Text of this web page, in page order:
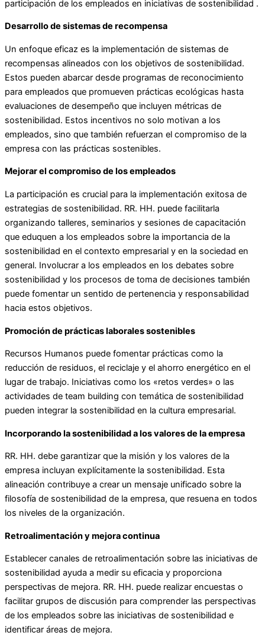
participación de los empleados en iniciativas de sostenibilidad .
Desarrollo de sistemas de recompensa
Un enfoque eficaz es la implementación de sistemas de
recompensas alineados con los objetivos de sostenibilidad.
Estos pueden abarcar desde programas de reconocimiento
para empleados que promueven prácticas ecológicas hasta
evaluaciones de desempeño que incluyen métricas de
sostenibilidad. Estos incentivos no solo motivan a los
empleados, sino que también refuerzan el compromiso de la
empresa con las prácticas sostenibles.
Mejorar el compromiso de los empleados
La participación es crucial para la implementación exitosa de
estrategias de sostenibilidad. RR. HH. puede facilitarla
organizando talleres, seminarios y sesiones de capacitación
que eduquen a los empleados sobre la importancia de la
sostenibilidad en el contexto empresarial y en la sociedad en
general. Involucrar a los empleados en los debates sobre
sostenibilidad y los procesos de toma de decisiones también
puede fomentar un sentido de pertenencia y responsabilidad
hacia estos objetivos.
Promoción de prácticas laborales sostenibles
Recursos Humanos puede fomentar prácticas como la
reducción de residuos, el reciclaje y el ahorro energético en el
lugar de trabajo. Iniciativas como los «retos verdes» o las
actividades de team building con temática de sostenibilidad
pueden integrar la sostenibilidad en la cultura empresarial.
Incorporando la sostenibilidad a los valores de la empresa
RR. HH. debe garantizar que la misión y los valores de la
empresa incluyan explícitamente la sostenibilidad. Esta
alineación contribuye a crear un mensaje unificado sobre la
filosofía de sostenibilidad de la empresa, que resuena en todos
los niveles de la organización.
Retroalimentación y mejora continua
Establecer canales de retroalimentación sobre las iniciativas de
sostenibilidad ayuda a medir su eficacia y proporciona
perspectivas de mejora. RR. HH. puede realizar encuestas o
facilitar grupos de discusión para comprender las perspectivas
de los empleados sobre las iniciativas de sostenibilidad e
identificar áreas de mejora.